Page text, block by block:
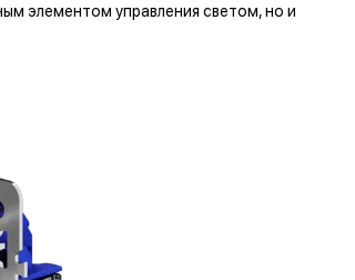
элементом управления светом, но и